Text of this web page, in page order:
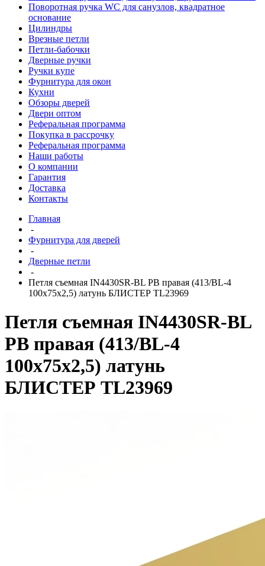
Поворотная ручка WC для санузлов, квадратное
основание
Цилиндры
Врезные петли
Петли-бабочки
Дверные ручки
Ручки купе
Фурнитура для окон
Кухни
Обзоры дверей
Двери оптом
Реферальная программа
Покупка в рассрочку
Реферальная программа
Наши работы
О компании
Гарантия
Доставка
Контакты
Главная
-
Фурнитура для дверей
-
Дверные петли
-
Петля съемная IN4430SR-BL PB правая (413/BL-4
100x75x2,5) латунь БЛИСТЕР TL23969
Петля съемная IN4430SR-BL
PB правая (413/BL-4
100x75x2,5) латунь
БЛИСТЕР TL23969